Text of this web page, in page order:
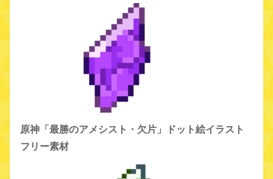
原神「最勝のアメシスト・欠片」ドット絵イラスト
フリー素材